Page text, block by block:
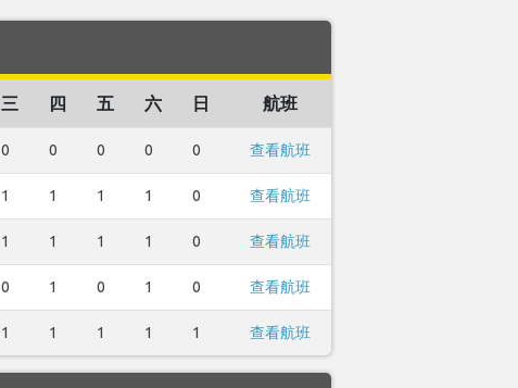
三 四 五 六 日 航班
0 0 0 0 0 查看航班
1 1 1 1 0 查看航班
1 1 1 1 0 查看航班
0 1 0 1 0 查看航班
1 1 1 1 1 查看航班